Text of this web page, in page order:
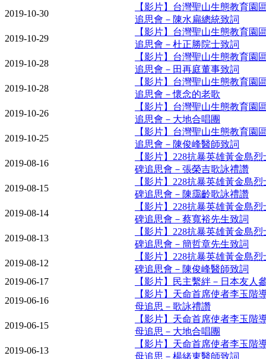
2019-10-30
【影片】台灣聖山生態教育園
追思會－陳水扁總統致詞
2019-10-29
【影片】台灣聖山生態教育園
追思會－杜正勝院士致詞
2019-10-28
【影片】台灣聖山生態教育園
追思會－田再庭董事致詞
2019-10-28
【影片】台灣聖山生態教育園
追思會－懷念的老歌
2019-10-26
【影片】台灣聖山生態教育園
追思會－大地合唱團
2019-10-25
【影片】台灣聖山生態教育園
追思會－陳俊峰醫師致詞
2019-08-16
【影片】228抗暴英雄黃金島
碑追思會－張榮吉歌詠禮讚
2019-08-15
【影片】228抗暴英雄黃金島
碑追思會－陳靄齡歌詠禮讚
2019-08-14
【影片】228抗暴英雄黃金島
碑追思會－蔡寬裕先生致詞
2019-08-13
【影片】228抗暴英雄黃金島
碑追思會－簡哲章先生致詞
2019-08-12
【影片】228抗暴英雄黃金島
碑追思會－陳俊峰醫師致詞
2019-06-17
【影片】民主繫絆－日本友人
2019-06-16
【影片】天命首席使者李玉階
母追思－歌詠禮讚
2019-06-15
【影片】天命首席使者李玉階
母追思－大地合唱團
2019-06-13
【影片】天命首席使者李玉階
母追思－楊緒東醫師致詞